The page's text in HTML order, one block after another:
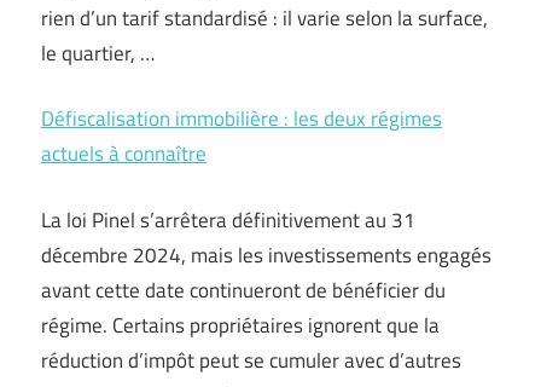
rien d’un tarif standardisé : il varie selon la surface,
le quartier, …
Défiscalisation immobilière : les deux régimes
actuels à connaître
La loi Pinel s’arrêtera définitivement au 31
décembre 2024, mais les investissements engagés
avant cette date continueront de bénéficier du
régime. Certains propriétaires ignorent que la
réduction d’impôt peut se cumuler avec d’autres